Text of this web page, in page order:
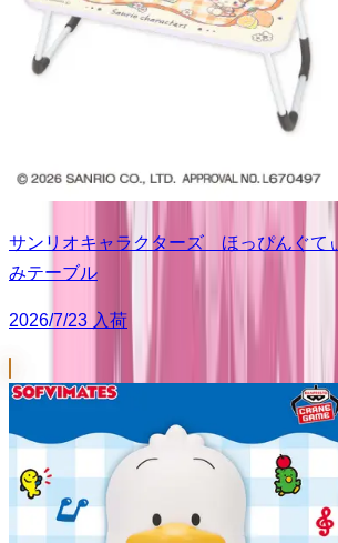
サンリオキャラクターズ ほっぴんぐて
みテーブル
2026/7/23 入荷